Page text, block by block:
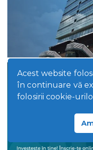
Acest website
în continuare vă
folosirii cookie-